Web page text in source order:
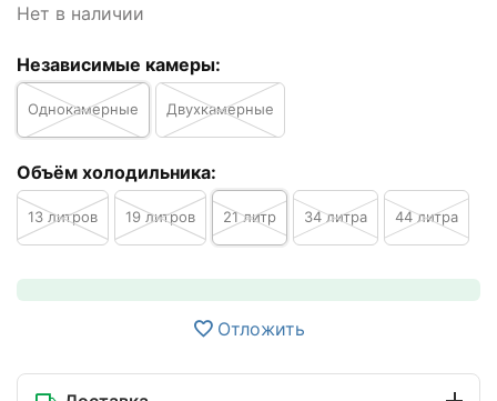
Нет в наличии
Независимые камеры:
Однокамерные Двухкамерные
Объём холодильника:
13 литров 19 литров 21 литр 34 литра 44 литра
Отложить